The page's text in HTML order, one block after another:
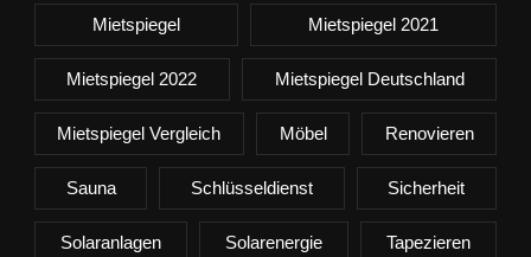
Mietspiegel Mietspiegel 2021
Mietspiegel 2022 Mietspiegel Deutschland
Mietspiegel Vergleich Möbel Renovieren
Sauna Schlüsseldienst Sicherheit
Solaranlagen Solarenergie Tapezieren